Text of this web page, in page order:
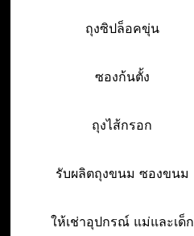
ถุงซิปล็อคขุ่น
ซองก้นตั้ง
ถุงไส้กรอก
รับผลิตถุงขนม ซองขนม
ให้เช่าอุปกรณ์ แม่และเด็ก